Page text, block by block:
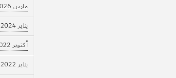
مارس 2026
يناير 2024
أكتوبر 2022
يناير 2022